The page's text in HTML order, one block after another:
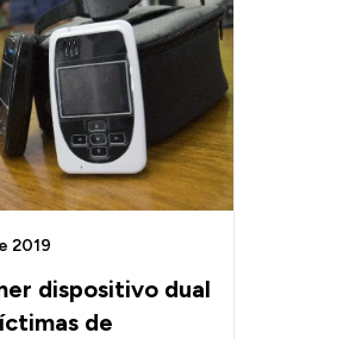
dispositivo dual
de
2019